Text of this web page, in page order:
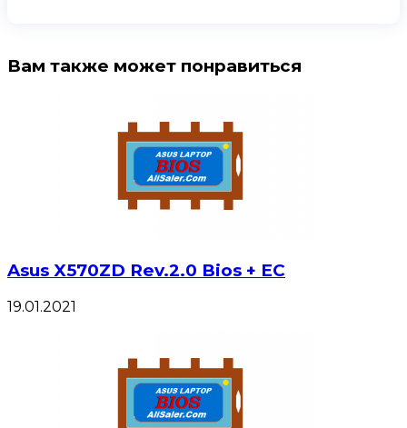
Вам также может понравиться
Asus X570ZD Rev.2.0 Bios + EC
19.01.2021